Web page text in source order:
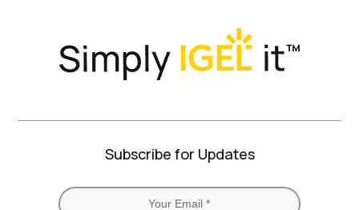
Subscribe for Updates